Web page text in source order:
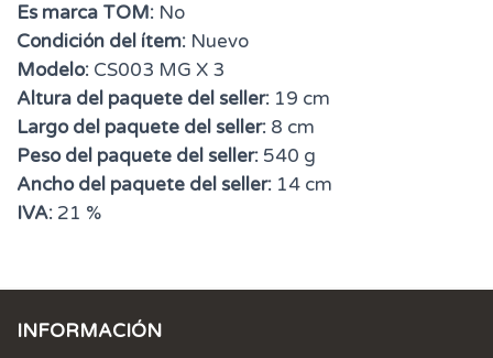
Es marca TOM: No
Condición del ítem: Nuevo
Modelo: CS003 MG X 3
Altura del paquete del seller: 19 cm
Largo del paquete del seller: 8 cm
Peso del paquete del seller: 540 g
Ancho del paquete del seller: 14 cm
IVA: 21 %
INFORMACIÓN